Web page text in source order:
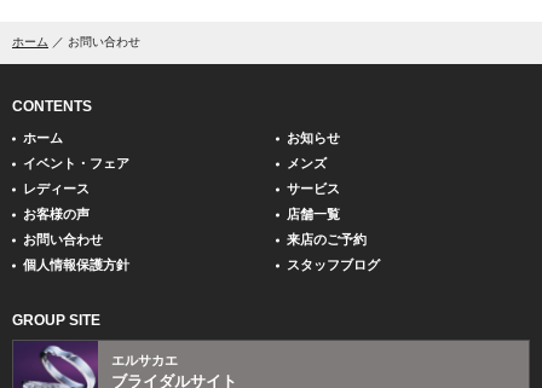
ホーム お問い合わせ
CONTENTS
ホーム
お知らせ
イベント・フェア
メンズ
レディース
サービス
お客様の声
店舗一覧
お問い合わせ
来店のご予約
個人情報保護方針
スタッフブログ
GROUP SITE
エルサカエ
ブライダルサイト